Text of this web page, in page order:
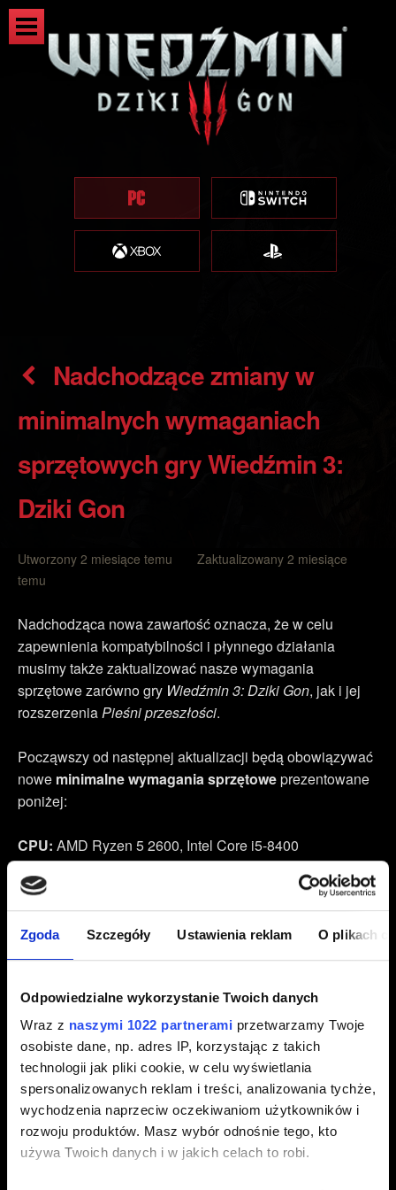
Zgoda Szczegóły Ustawienia reklam O plikach
Odpowiedzialne wykorzystanie Twoich danych
Wraz z naszymi 1022 partnerami przetwarzamy Twoje
osobiste dane, np. adres IP, korzystając z takich
technologii jak pliki cookie, w celu wyświetlania
spersonalizowanych reklam i treści, analizowania tychże,
wychodzenia naprzeciw oczekiwaniom użytkowników i
rozwoju produktów. Masz wybór odnośnie tego, kto
używa Twoich danych i w jakich celach to robi.
Nadchodzące zmiany w
minimalnych wymaganiach
sprzętowych gry Wiedźmin 3:
Dziki Gon
Utworzony 2 miesiące temu Zaktualizowany 2 miesiące
temu
Nadchodząca nowa zawartość oznacza, że w celu
zapewnienia kompatybilności i płynnego działania
musimy także zaktualizować nasze wymagania
sprzętowe zarówno gry Wiedźmin 3: Dziki Gon, jak i jej
rozszerzeniaPieśni przeszłości.
Począwszy od następnej aktualizacji będą obowiązywać
nowe minimalne wymagania sprzętoweprezentowane
poniżej:
CPU: AMD Ryzen 5 2600, Intel Core i5-8400
GPU:NVIDIA GeForce GTX 1660, AMD Radeon RX
5500 XT 8GB
VRAM:6 GB
RAM:12 GB
Dysk:70 GB SSD
Powyższe minimalne wymagania sprzętowe
odzwierciedlają postęp technologiczny w zakresie
sprzętu i oprogramowania, który nastąpił od czasu
ostatniej aktualizacji wymagań. W szczególności:
W związku zzakończeniem wsparcia dla Windows 10
przez Microsoft z 14 paźdzniernika 2025zarówno